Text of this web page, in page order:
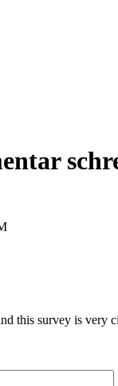
this survey is very